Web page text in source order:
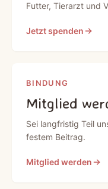
Futter, Tierarzt und
Jetzt spenden
BINDUNG
Mitglied
Sei langfristig Teil
festem Beitrag.
Mitglied werden